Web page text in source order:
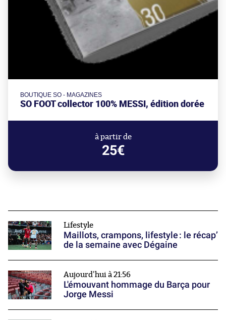
BOUTIQUE SO - MAGAZINES
SO FOOT collector 100% MESSI, édition dorée
à partir de
25€
Lifestyle
Maillots, crampons, lifestyle : le récap’
de la semaine avec Dégaine
Aujourd'hui à 21:56
L'émouvant hommage du Barça pour
Jorge Messi